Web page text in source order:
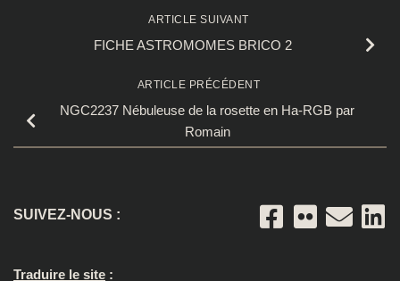
ARTICLE SUIVANT
FICHE ASTROMOMES BRICO 2
ARTICLE PRÉCÉDENT
NGC2237 Nébuleuse de la rosette en Ha-RGB par
Romain
SUIVEZ-NOUS :
Traduire le site :